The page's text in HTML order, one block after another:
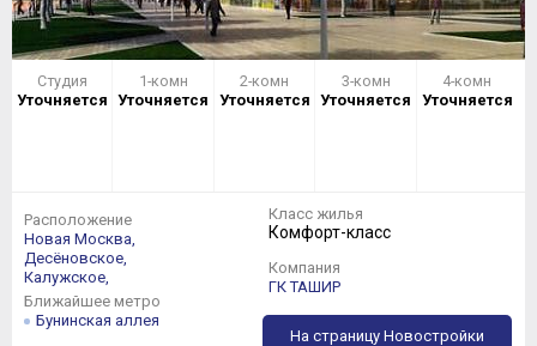
Студия
Уточняется
1-комн
Уточняется
2-комн
Уточняется
3-комн
Уточняется
4-комн
Уточняется
Расположение
Новая Москва,
Десёновское,
Калужское,
Ближайшее метро
Бунинская аллея
Класс жилья
Комфорт-класс
Компания
ГК ТАШИР
На страницу Новостройки